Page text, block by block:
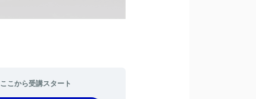
ここから受講スタート